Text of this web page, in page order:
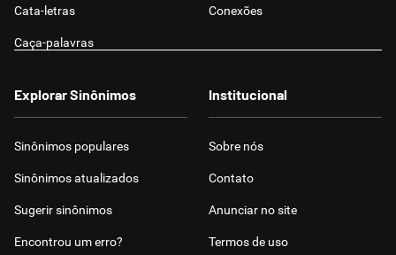
Cata-letras Conexões
Caça-palavras
Explorar Sinônimos
Sinônimos populares
Sinônimos atualizados
Sugerir sinônimos
Encontrou um erro?
Institucional
Sobre nós
Contato
Anunciar no site
Termos de uso